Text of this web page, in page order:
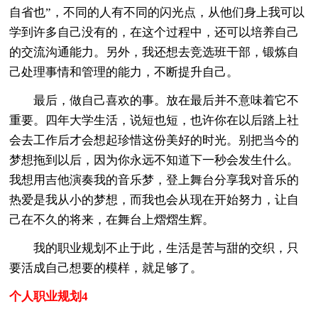
自省也”，不同的人有不同的闪光点，从他们身上我可以
学到许多自己没有的，在这个过程中，还可以培养自己
的交流沟通能力。另外，我还想去竞选班干部，锻炼自
己处理事情和管理的能力，不断提升自己。
最后，做自己喜欢的事。放在最后并不意味着它不
重要。四年大学生活，说短也短，也许你在以后踏上社
会去工作后才会想起珍惜这份美好的时光。别把当今的
梦想拖到以后，因为你永远不知道下一秒会发生什么。
我想用吉他演奏我的音乐梦，登上舞台分享我对音乐的
热爱是我从小的梦想，而我也会从现在开始努力，让自
己在不久的将来，在舞台上熠熠生辉。
我的职业规划不止于此，生活是苦与甜的交织，只
要活成自己想要的模样，就足够了。
个人职业规划4